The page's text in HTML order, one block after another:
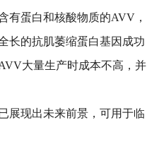
有蛋白和核酸物质的AVV，
长的抗肌萎缩蛋白基因成功
大量生产时成本不高，并
展现出未来前景，可用于临